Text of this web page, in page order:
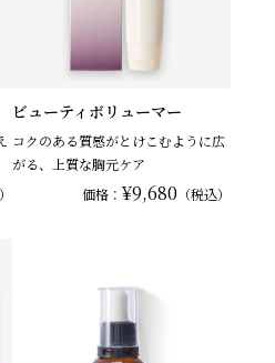
ビューティボリューマー
コクのある質感がとけこむように広
がる、上質な胸元ケア
価格： ¥9,680 （税込）